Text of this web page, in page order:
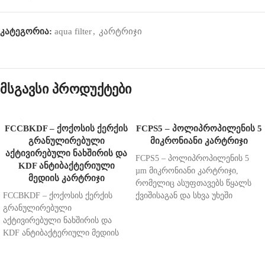
კატეგორია: aqua filter, კარტრიჯი
მსგავსი პროდუქტები
FCCBKDF – ქოქოსის ქერქის
გრანულირებული
აქტივირებული ნახშირის და
KDF ანტიბაქტერიული
მედიის კარტრიჯი
FCCBKDF – ქოქოსის ქერქის
გრანულირებული
აქტივირებული ნახშირის და
KDF ანტიბაქტერიული მედიის
FCPS5 – პოლიპროპილენის 5
მიკრონიანი კარტრიჯი
FCPS5 – პოლიპროპილენის 5
µm მიკრონიანი კარტრიჯი,
რომელიც ასუფთავებს წყალს
ქვიშისაგან და სხვა უხეში